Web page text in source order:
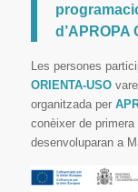
d’APROPA
Les persones
ORIENTA-USO
organitzada per
conèixer de
desenvoluparan a